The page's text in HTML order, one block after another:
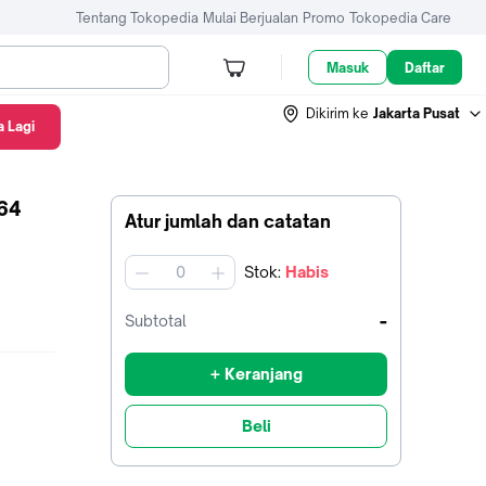
Tentang Tokopedia Mulai Berjualan Promo Tokopedia Care
Masuk Daftar
Dikirim ke Jakarta Pusat
Atur jumlah dan catatan
jumlah Stok: Habis
Subtotal -
+ Keranjang
Beli
Lagi